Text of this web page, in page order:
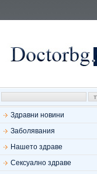
Здравни новини
Заболявания
Нашето здраве
Сексуално здраве